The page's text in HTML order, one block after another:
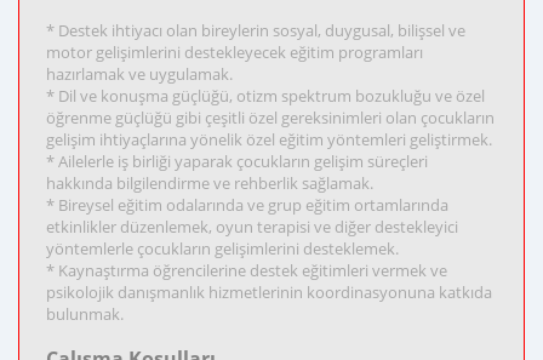
* Destek ihtiyacı olan bireylerin sosyal, duygusal, bilişsel ve
motor gelişimlerini destekleyecek eğitim programları
hazırlamak ve uygulamak.
* Dil ve konuşma güçlüğü, otizm spektrum bozukluğu ve özel
öğrenme güçlüğü gibi çeşitli özel gereksinimleri olan çocukların
gelişim ihtiyaçlarına yönelik özel eğitim yöntemleri geliştirmek.
* Ailelerle iş birliği yaparak çocukların gelişim süreçleri
hakkında bilgilendirme ve rehberlik sağlamak.
* Bireysel eğitim odalarında ve grup eğitim ortamlarında
etkinlikler düzenlemek, oyun terapisi ve diğer destekleyici
yöntemlerle çocukların gelişimlerini desteklemek.
* Kaynaştırma öğrencilerine destek eğitimleri vermek ve
psikolojik danışmanlık hizmetlerinin koordinasyonuna katkıda
bulunmak.